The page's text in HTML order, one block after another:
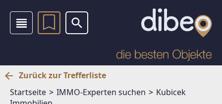
Zurück zur Trefferliste
Startseite
IMMO-Experten suchen
Kubicek